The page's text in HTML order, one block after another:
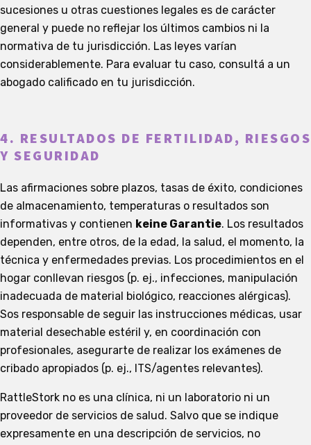
sucesiones u otras cuestiones legales es de carácter
general y puede no reflejar los últimos cambios ni la
normativa de tu jurisdicción. Las leyes varían
considerablemente. Para evaluar tu caso, consultá a un
abogado calificado en tu jurisdicción.
4. RESULTADOS DE FERTILIDAD, RIESGOS
Y SEGURIDAD
Las afirmaciones sobre plazos, tasas de éxito, condiciones
de almacenamiento, temperaturas o resultados son
informativas y contienen keine Garantie. Los resultados
dependen, entre otros, de la edad, la salud, el momento, la
técnica y enfermedades previas. Los procedimientos en el
hogar conllevan riesgos (p. ej., infecciones, manipulación
inadecuada de material biológico, reacciones alérgicas).
Sos responsable de seguir las instrucciones médicas, usar
material desechable estéril y, en coordinación con
profesionales, asegurarte de realizar los exámenes de
cribado apropiados (p. ej., ITS/agentes relevantes).
RattleStork no es una clínica, ni un laboratorio ni un
proveedor de servicios de salud. Salvo que se indique
expresamente en una descripción de servicios, no